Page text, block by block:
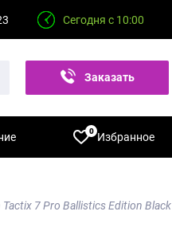
Сегодня с 10:00
Заказать
Избранное
0
7 Pro Ballistics Edition Black